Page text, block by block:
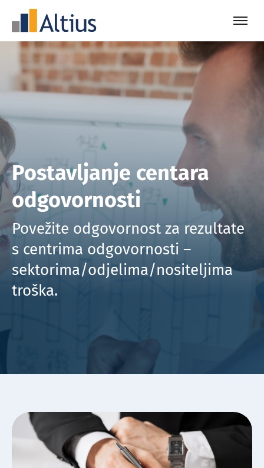
Postavljanje centara
odgovornosti
Povežite odgovornost za rezultate
s centrima odgovornosti –
sektorima/odjelima/nositeljima
troška.